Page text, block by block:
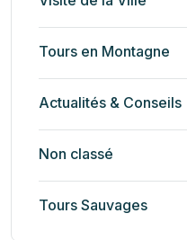
Tours en Montagne
Actualités & Conseils
Non classé
Tours Sauvages